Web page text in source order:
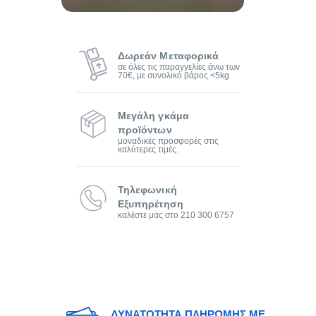
Δωρεάν Μεταφορικά
σε όλες τις παραγγελίες άνω των
70€, με συνολικό βάρος <5kg
Μεγάλη γκάμα
προϊόντων
μοναδικές προσφορές στις
καλύτερες τιμές.
Τηλεφωνική
Εξυπηρέτηση
καλέστε μας στο 210 300 6757